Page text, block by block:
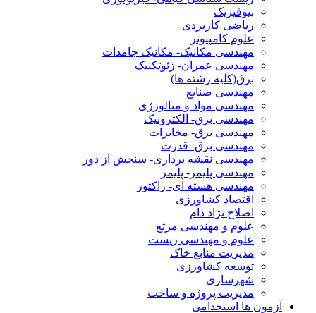
بیوفیزیک
ریاضی کاربردی
علوم کامپیوتر
مهندسی مکانیک- مکانیک جامدات
مهندسی عمران- ژئوتکنیک
برق(کلیه رشته ها)
مهندسی صنایع
مهندسی مواد و متالورژی
مهندسی برق- الکترونیک
مهندسی برق- مخابرات
مهندسی برق- قدرت
مهندسی نقشه برداری- سنجش از دور
مهندسی پلیمر- پلیمر
مهندسی هسته ای- راکتور
اقتصاد کشاورزی
اصلاح نژاد دام
علوم و مهندسی مرتع
علوم و مهندسی زیست
مدیریت منابع خاک
توسعه کشاورزی
شهرسازی
مدیریت پروژه و ساخت
آزمون ها استخدامی